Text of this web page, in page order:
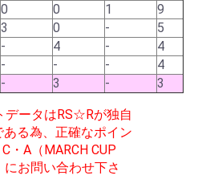
0 0 1
9
3 0 -
5
- 4 -
4
- - -
4
- 3 - 3
データはRS☆Rが独自
る為、正確なポイン
・A（MARCH CUP
にお問い合わせ下さ